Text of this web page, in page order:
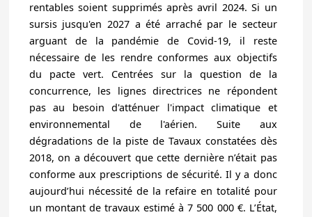
rentables soient supprimés après avril 2024. Si un
sursis jusqu'en 2027 a été arraché par le secteur
arguant de la pandémie de Covid-19, il reste
nécessaire de les rendre conformes aux objectifs
du pacte vert. Centrées sur la question de la
concurrence, les lignes directrices ne répondent
pas au besoin d'atténuer l'impact climatique et
environnemental de l'aérien. Suite aux
dégradations de la piste de Tavaux constatées dès
2018, on a découvert que cette dernière n’était pas
conforme aux prescriptions de sécurité. Il y a donc
aujourd’hui nécessité de la refaire en totalité pour
un montant de travaux estimé à 7 500 000 €. L’État,